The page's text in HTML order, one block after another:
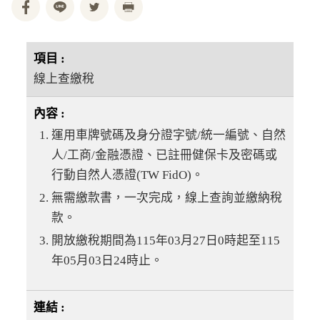
線上查繳稅
運用車牌號碼及身分證字號/統一編號、自然
人/工商/金融憑證、已註冊健保卡及密碼或
行動自然人憑證(TW FidO)。
無需繳款書，一次完成，線上查詢並繳納稅
款。
開放繳稅期間為115年03月27日0時起至115
年05月03日24時止。